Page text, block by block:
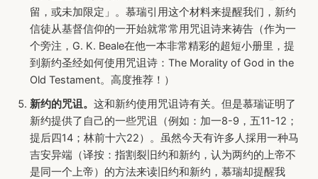
留，或未加限定」。慕瑞引用这个材料来提醒我们，新约
信徒从基督信仰的一开始就常常用咒诅诗来祷告（作为一
个旁注，G. K. Beale在他一本非常精彩的超短小册里，提
到新约圣经如何使用咒诅诗：The Morality of God in the
Old Testament。高度推荐！）
新约的咒诅。这和新约使用咒诅诗有关。但是慕瑞证明了
新约提供了自己的一些咒诅（例如：加一8-9，五11-12；
提后四14；林前十六22）。虽然今天有许多人採用一种马
吉安异端（译按：指割裂旧约和新约，认为两约的上帝不
是同一个上帝）的方法来读旧约和新约，慕瑞却提醒我